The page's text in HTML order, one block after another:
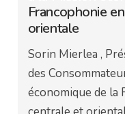
Francophonie
orientale
Sorin Mierlea ,
des
économique de la